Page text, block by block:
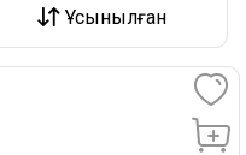
Ұсынылған